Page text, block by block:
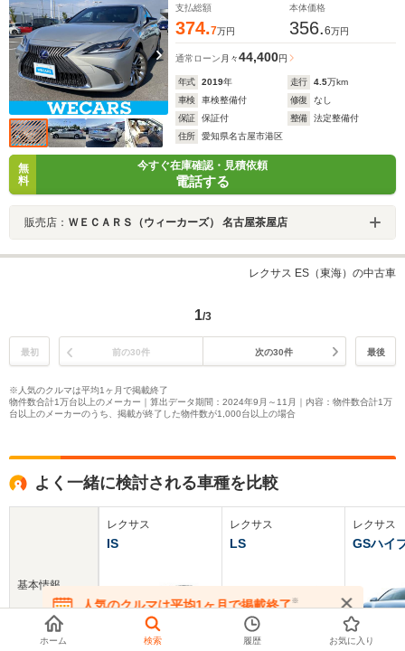
支払総額
374.7万円
本体価格
356.6万円
通常ローン 月々44,400円
年式 2019年 走行 4.5万km
車検
車検整備付 修復
なし
保証
保証付 整備
法定整備付
住所
愛知県名古屋市港区
無
料
今すぐ在庫確認・見積依頼
電話する
販売店： ＷＥＣＡＲＳ（ウィーカーズ） 名古屋茶屋店
レクサス ES（東海）の中古車
1/3
最初 前の30件 次の30件 最後
※人気のクルマは平均1ヶ月で掲載終了
物件数合計1万台以上のメーカー｜算出データ期間：2024年9月～11月｜内容：物件数合計1万
台以上のメーカーのうち、掲載が終了した物件数が1,000台以上の場合
よく一緒に検討される車種を比較
基本情報
レクサス
IS
レクサス
LS
レクサス
GSハイ
人気のクルマは平均1ヶ月で掲載終了※
在庫が無くなる前にお問い合わせください
ホーム 検索 履歴 お気に入り